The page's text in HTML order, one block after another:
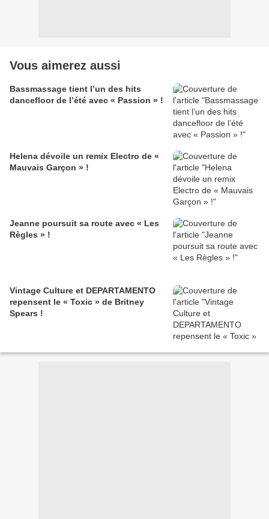
Vous aimerez aussi
Bassmassage tient l’un des hits
dancefloor de l’été avec « Passion » !
Helena dévoile un remix Electro de «
Mauvais Garçon » !
Jeanne poursuit sa route avec « Les
Règles » !
Vintage Culture et DEPARTAMENTO
repensent le « Toxic » de Britney
Spears !